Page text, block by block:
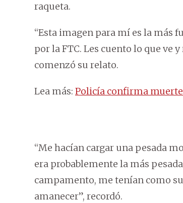
raqueta.
“Esta imagen para mí es la más
por la FTC. Les cuento lo que ve
comenzó su relato.
Lea más: Policía confirma
“Me hacían cargar una pesada
era probablemente la más
campamento, me tenían como
amanecer”, recordó.